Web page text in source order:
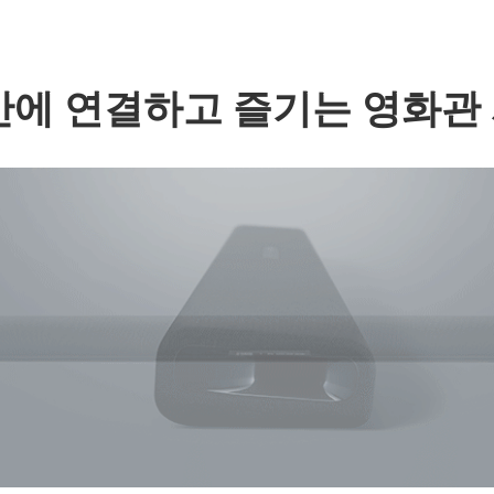
에 연결하고 즐기는 영화관